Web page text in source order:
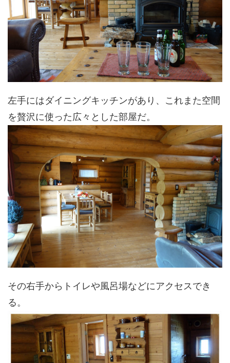
左手にはダイニングキッチンがあり、これまた空間
を贅沢に使った広々とした部屋だ。
その右手からトイレや風呂場などにアクセスでき
る。